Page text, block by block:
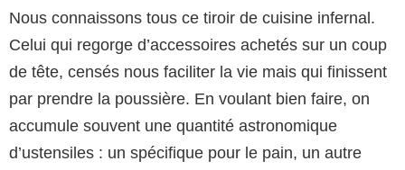
Nous connaissons tous ce tiroir de cuisine infernal.
Celui qui regorge d’accessoires achetés sur un coup
de tête, censés nous faciliter la vie mais qui finissent
par prendre la poussière. En voulant bien faire, on
accumule souvent une quantité astronomique
d’ustensiles : un spécifique pour le pain, un autre